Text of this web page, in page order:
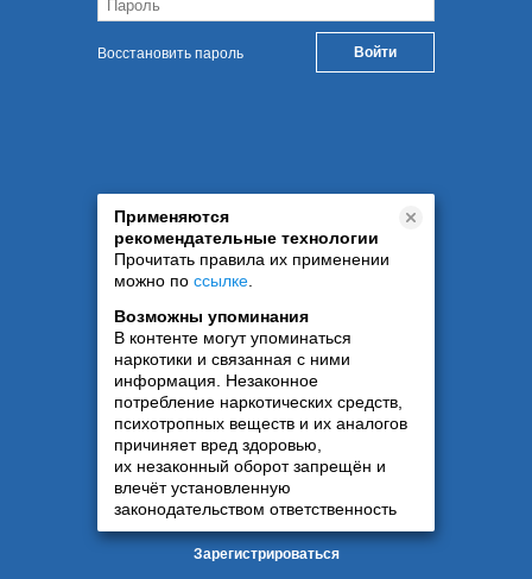
Восстановить пароль
Применяются
рекомендательные технологии
Прочитать правила их применении
можно по ссылке
Возможны упоминания
В контенте могут упоминаться
наркотики и связанная с ними
информация. Незаконное
потребление наркотических средств,
психотропных веществ и их аналогов
причиняет вред здоровью,
их незаконный оборот запрещён и
влечёт установленную
законодательством ответственность
Зарегистрироваться